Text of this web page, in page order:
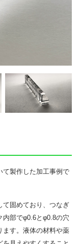
て製作した加工事例で
て固めており、つなぎ
内部でφ0.6とφ0.8の穴
ます。液体の材料や薬